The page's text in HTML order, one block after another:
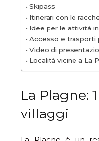
Skipass
Itinerari con le
Idee per le attività
Accesso e trasporti
Video di
Località vicine a La
La Plagne:
villaggi